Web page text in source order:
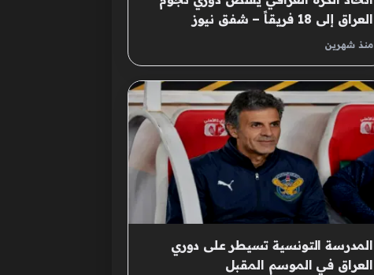
العراق إلى 18 فريقاً – شفق نيوز
منذ شهرين
المدرسة التونسية تسيطر على دوري
العراق في الموسم المقبل